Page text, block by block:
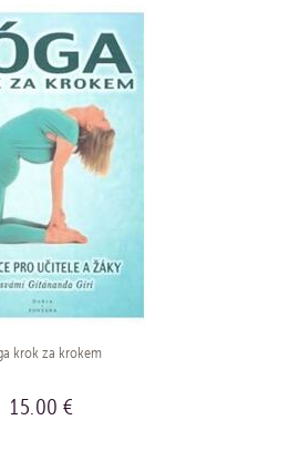
krok za krokem
15.00 €